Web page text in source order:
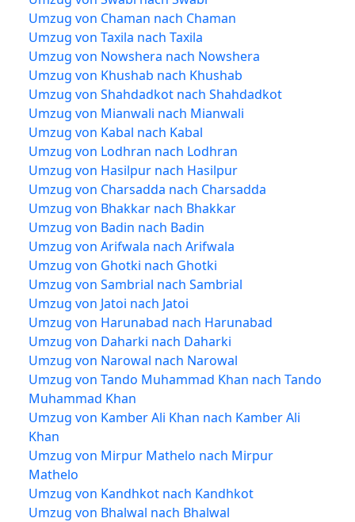
Umzug von Chaman nach Chaman
Umzug von Taxila nach Taxila
Umzug von Nowshera nach Nowshera
Umzug von Khushab nach Khushab
Umzug von Shahdadkot nach Shahdadkot
Umzug von Mianwali nach Mianwali
Umzug von Kabal nach Kabal
Umzug von Lodhran nach Lodhran
Umzug von Hasilpur nach Hasilpur
Umzug von Charsadda nach Charsadda
Umzug von Bhakkar nach Bhakkar
Umzug von Badin nach Badin
Umzug von Arifwala nach Arifwala
Umzug von Ghotki nach Ghotki
Umzug von Sambrial nach Sambrial
Umzug von Jatoi nach Jatoi
Umzug von Harunabad nach Harunabad
Umzug von Daharki nach Daharki
Umzug von Narowal nach Narowal
Umzug von Tando Muhammad Khan nach Tando
Muhammad Khan
Umzug von Kamber Ali Khan nach Kamber Ali
Khan
Umzug von Mirpur Mathelo nach Mirpur
Mathelo
Umzug von Kandhkot nach Kandhkot
Umzug von Bhalwal nach Bhalwal